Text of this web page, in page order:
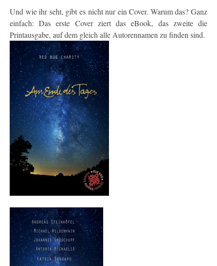
Und wie ihr seht, gibt es nicht nur ein Cover. Warum das? Ganz
einfach: Das erste Cover ziert das eBook, das zweite die
Printausgabe, auf dem gleich alle Autorennamen zu finden sind.